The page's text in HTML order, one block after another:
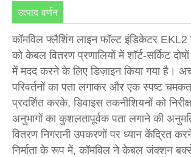
उत्पाद वर्णन
कॉमविल फ्लैशिंग लाइन फॉल्ट इंडिकेटर EKL2
को केबल वितरण प्रणालियों में शॉर्ट-सर्किट
में मदद करने के लिए डिज़ाइन किया गया है।
परिवर्तनों का पता लगाकर और एक स्पष्ट
प्रदर्शित करके, डिवाइस तकनीशियनों को
अनुभागों का कुशलतापूर्वक पता लगाने की
वितरण निगरानी उपकरणों पर ध्यान केंद्रित
निर्माता के रूप में, कॉमविल ने केबल जंक्शन